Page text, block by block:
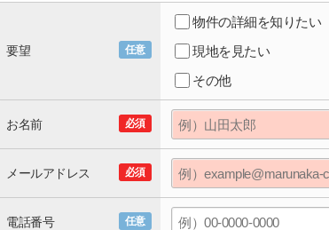
任意
要望
物件の詳細を知りたい
現地を見たい
その他
必須
お名前
必須
メールアドレス
任意
電話番号